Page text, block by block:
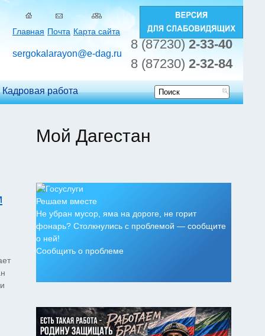
Главная Почта Карта сайта
sergokalarayon@e-dag.ru
8 (87230) 2-33-40
8 (87230) 2-32-84
Кадровая работа
Форма
Мой Дагестан
Решаем вместе
Не убран мусор, яма на дороге, не горит
фонарь? Столкнулись с проблемой — сообщите
о ней!
Сообщить о проблеме